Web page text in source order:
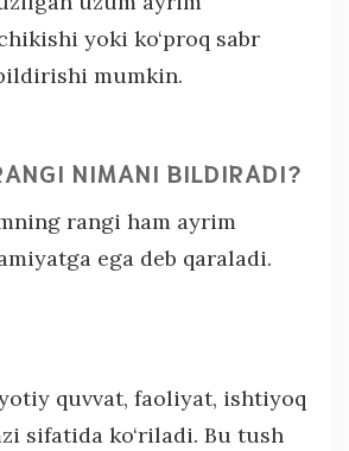
yoki ko‘proq sabr
mumkin.
NIMANI BILDIRADI?
rangi ham ayrim
ega deb qaraladi.
quvvat, faoliyat, ishtiyoq
sifatida ko‘riladi. Bu tush